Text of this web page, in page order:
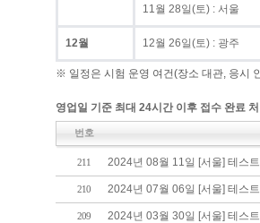
11월 28일(토) : 서울
12월 12월 26일(토) : 광주
※ 일정은 시험 운영 여건(장소 대관, 응시
영업일 기준 최대 24시간 이후 접수 완료
번호
211 2024년 08월 11일 [서울] 테스
210 2024년 07월 06일 [서울] 테스
209 2024년 03월 30일 [서울] 테스